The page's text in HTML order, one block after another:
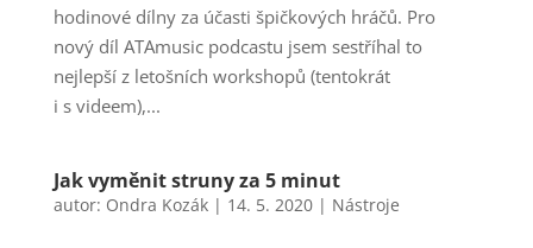
hodinové dílny za účasti špičkových hráčů. Pro
nový díl ATAmusic podcastu jsem sestříhal to
nejlepší z letošních workshopů (tentokrát
i s videem),...
Jak vyměnit struny za 5 minut
autor: Ondra Kozák| 14. 5. 2020| Nástroje